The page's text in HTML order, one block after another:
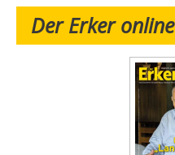
Der Erker online